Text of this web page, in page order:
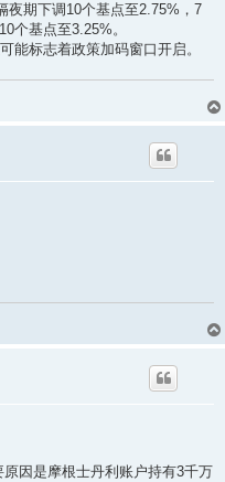
夜期下调10个基点至2.75%，7
个基点至3.25%。
能标志着政策加码窗口开启。
因是摩根士丹利账户持有3千万